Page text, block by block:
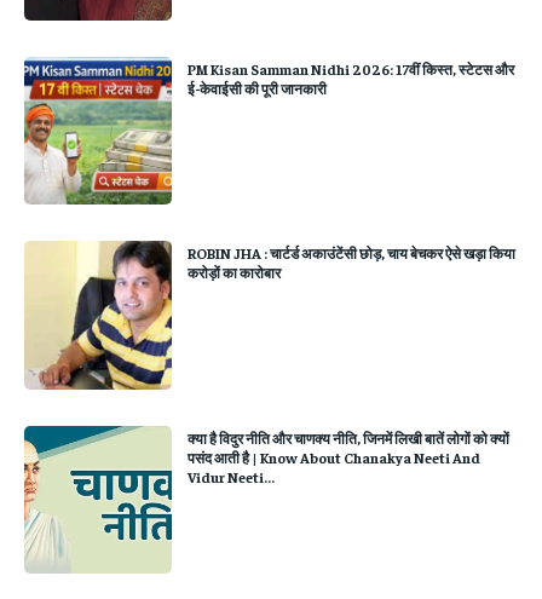
PM Kisan Samman Nidhi 2026: 17वीं किस्त, स्टेटस और
ई-केवाईसी की पूरी जानकारी
ROBIN JHA : चार्टर्ड अकाउंटेंसी छोड़, चाय बेचकर ऐसे खड़ा किया
करोड़ों का कारोबार
क्या है विदुर नीति और चाणक्य नीति, जिनमें लिखी बातें लोगों को क्यों
पसंद आती है | Know About Chanakya Neeti And
Vidur Neeti...